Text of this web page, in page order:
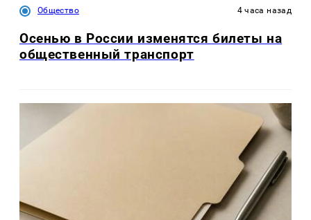
Общество 4 часа назад
Осенью в России изменятся билеты на
общественный транспорт